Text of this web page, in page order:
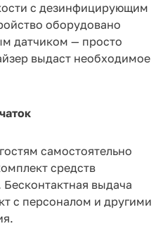
с дезинфицирующим
оборудовано
датчиком — просто
выдаст необходимое
самостоятельно
средств
выдача
с персоналом и другими